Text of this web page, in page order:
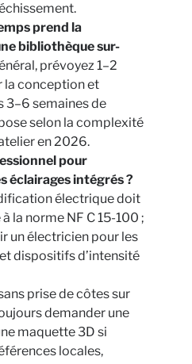
prend la
bibliothèque sur-
prévoyez 1–2
la conception et
3–6 semaines de
selon la complexité
en 2026.
pour
éclairages intégrés ?
électrique doit
la norme NF C 15-100 ;
un électricien pour les
dispositifs d’intensité
prise de côtes sur
demander une
maquette 3D si
locales,